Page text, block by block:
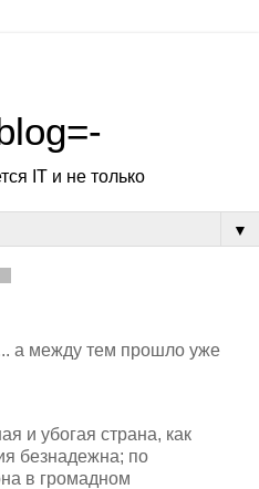
IT и не только
▼
а между тем прошло уже
и убогая страна, как
безнадежна; по
в громадном